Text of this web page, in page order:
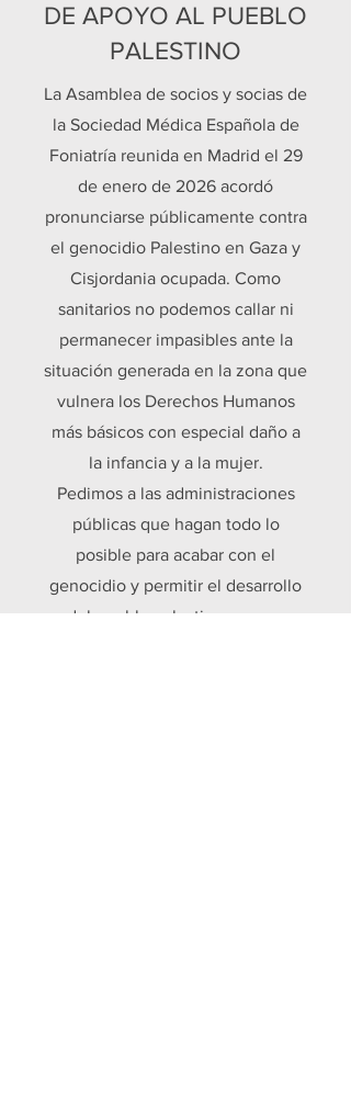
DE APOYO AL PUEBLO
PALESTINO
La Asamblea de socios y socias de
la Sociedad Médica Española de
Foniatría reunida en Madrid el 29
de enero de 2026 acordó
pronunciarse públicamente contra
el genocidio Palestino en Gaza y
Cisjordania ocupada. Como
sanitarios no podemos callar ni
permanecer impasibles ante la
situación generada en la zona que
vulnera los Derechos Humanos
más básicos con especial daño a
la infancia y a la mujer.
Pedimos a las administraciones
públicas que hagan todo lo
posible para acabar con el
genocidio y permitir el desarrollo
del pueblo palestino en paz,